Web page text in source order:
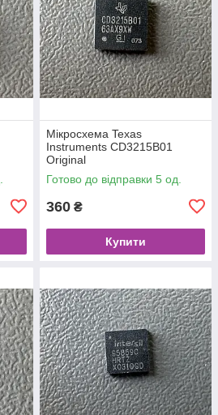
Мікросхема Texas
Instruments CD3215B01
Original
Готово до відправки 5 од.
360 ₴
Купити